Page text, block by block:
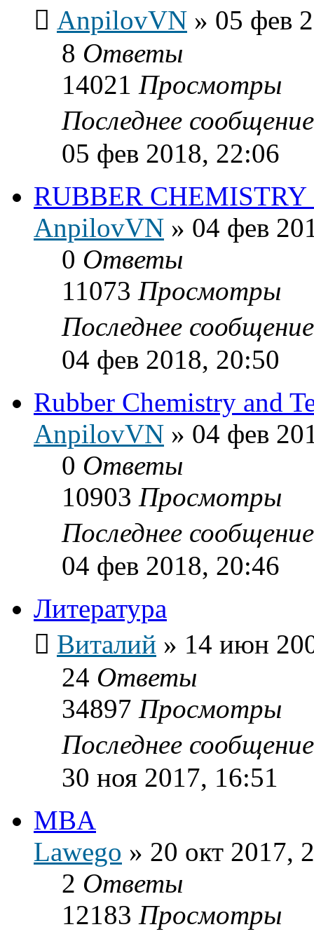
AnpilovVN » 05 фев
8 Ответы
14021 Просмотры
Последнее
05 фев 2018, 22:06
RUBBER
AnpilovVN » 04 фев
0 Ответы
11073 Просмотры
Последнее
04 фев 2018, 20:50
Rubber Chemistry and
AnpilovVN » 04 фев
0 Ответы
10903 Просмотры
Последнее
04 фев 2018, 20:46
Литература
Виталий » 14 июн
24 Ответы
34897 Просмотры
Последнее
30 ноя 2017, 16:51
MBA
Lawego » 20 окт 2017,
2 Ответы
12183 Просмотры